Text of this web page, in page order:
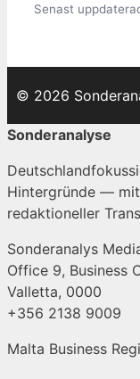
Senast
© 2026
Sonderanalyse
Hintergründe —
redaktioneller
Sonderanalys
Office 9, Business
Valletta, 0000
+356 2138 9009
Malta Business